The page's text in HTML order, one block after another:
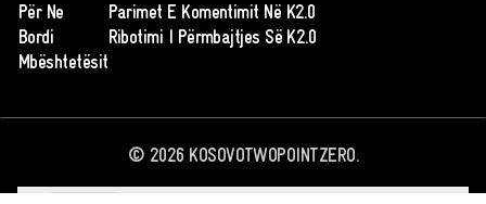
Për Ne
Bordi
Mbështetësit
Parimet E Komentimit Në K2.0
Ribotimi I Përmbajtjes Së K2.0
© 2026KOSOVOTWOPOINTZERO.